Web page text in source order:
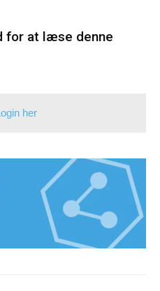
for at læse denne
her